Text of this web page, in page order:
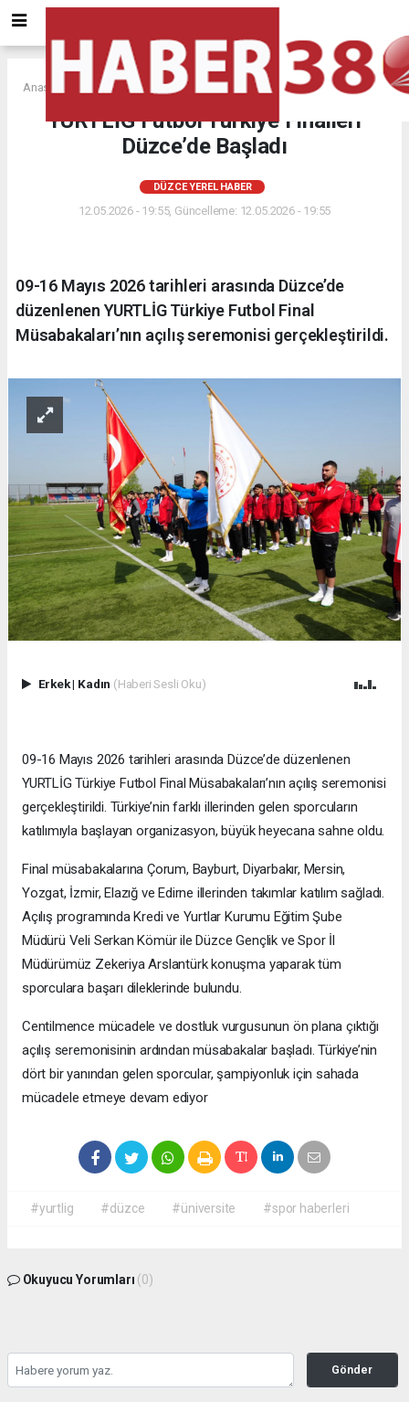
Anasayfa DÜZCE YEREL HABER
YURTLİG Futbol Türkiye Finalleri
Düzce’de Başladı
DÜZCE YEREL HABER
12.05.2026 - 19:55, Güncelleme: 12.05.2026 - 19:55
09-16 Mayıs 2026 tarihleri arasında Düzce’de
düzenlenen YURTLİG Türkiye Futbol Final
Müsabakaları’nın açılış seremonisi gerçekleştirildi.
Erkek| Kadın (Haberi Sesli Oku)
09-16 Mayıs 2026 tarihleri arasında Düzce’de düzenlenen
YURTLİG Türkiye Futbol Final Müsabakaları’nın açılış seremonisi
gerçekleştirildi. Türkiye’nin farklı illerinden gelen sporcuların
katılımıyla başlayan organizasyon, büyük heyecana sahne oldu.
Final müsabakalarına Çorum, Bayburt, Diyarbakır, Mersin,
Yozgat, İzmir, Elazığ ve Edirne illerinden takımlar katılım sağladı.
Açılış programında Kredi ve Yurtlar Kurumu Eğitim Şube
Müdürü Veli Serkan Kömür ile Düzce Gençlik ve Spor İl
Müdürümüz Zekeriya Arslantürk konuşma yaparak tüm
sporculara başarı dileklerinde bulundu.
Centilmence mücadele ve dostluk vurgusunun ön plana çıktığı
açılış seremonisinin ardından müsabakalar başladı. Türkiye’nin
dört bir yanından gelen sporcular, şampiyonluk için sahada
mücadele etmeye devam ediyor
#yurtlig #düzce #üniversite #spor haberleri
Okuyucu Yorumları (0)
Gönder